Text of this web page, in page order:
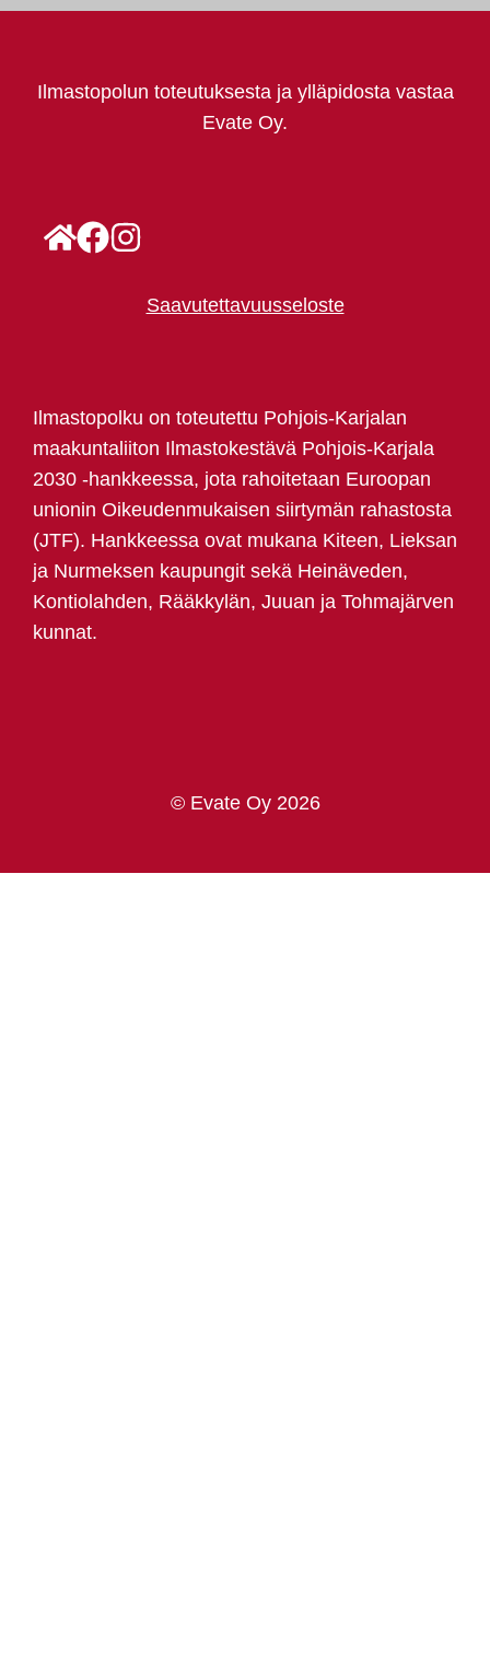
Ilmastopolun toteutuksesta ja ylläpidosta vastaa
Evate Oy.
Saavutettavuusseloste
Ilmastopolku on toteutettu Pohjois-Karjalan
maakuntaliiton Ilmastokestävä Pohjois-Karjala
2030 -hankkeessa, jota rahoitetaan Euroopan
unionin Oikeudenmukaisen siirtymän rahastosta
(JTF). Hankkeessa ovat mukana Kiteen, Lieksan
ja Nurmeksen kaupungit sekä Heinäveden,
Kontiolahden, Rääkkylän, Juuan ja Tohmajärven
kunnat.
© Evate Oy 2026